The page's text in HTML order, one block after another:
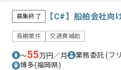
募集終了 【C#】船舶会社
長期案件 交通費補助
〜55万円／月 業務委託(フ
博多(福岡県)